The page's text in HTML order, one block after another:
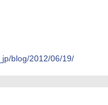
blog/2012/06/19/